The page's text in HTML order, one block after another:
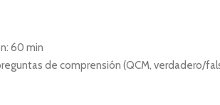
60 min
de comprensión (QCM, verdadero/